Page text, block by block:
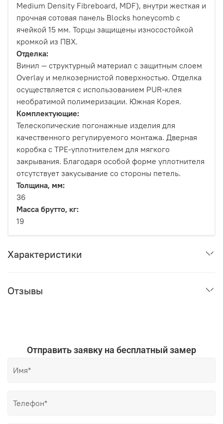
Medium Density Fibreboard, MDF), внутри жесткая и
прочная сотовая панель Blocks honeycomb с
ячейкой 15 мм. Торцы защищены износостойкой
кромкой из ПВХ.
Отделка:
Винил — структурный материал с защитным слоем
Overlay и мелкозернистой поверхностью. Отделка
осуществляется с использованием PUR-клея
необратимой полимеризации. Южная Корея.
Комплектующие:
Телескопические погонажные изделия для
качественного регулируемого монтажа. Дверная
коробка с TPE-уплотнителем для мягкого
закрывания. Благодаря особой форме уплотнителя
отсутствует закусывание со стороны петель.
Толщина, мм:
36
Масса брутто, кг:
19
Характеристики
Отзывы
Отправить заявку на бесплатный замер